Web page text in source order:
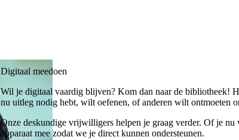
Digitaal meedoen
Wil je digitaal vaardig blijven? Kom dan naar de bibliotheek!
nu uitleg nodig hebt, wilt oefenen, of anderen wilt ontmoeten
Onze deskundige vrijwilligers helpen je graag verder. Of je
apparaat mee zodat we je direct kunnen ondersteunen.